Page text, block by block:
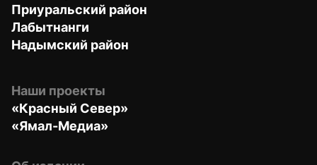
Приуральский район
Лабытнанги
Надымский район
Наши проекты
«Красный Север»
«Ямал-Медиа»